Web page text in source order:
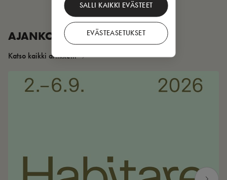
SALLI KAIKKI EVÄSTEET
EVÄSTEASETUKSET
AJANKOHTAISTA
Katso kaikki artikkelit